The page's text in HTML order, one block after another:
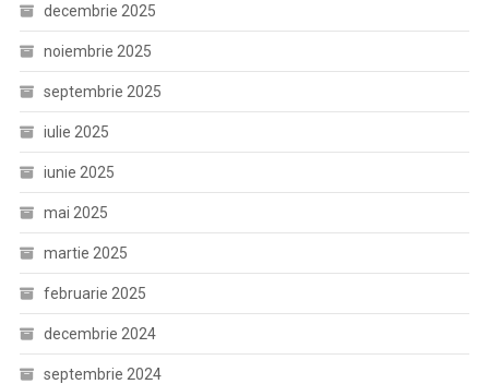
decembrie 2025
noiembrie 2025
septembrie 2025
iulie 2025
iunie 2025
mai 2025
martie 2025
februarie 2025
decembrie 2024
septembrie 2024